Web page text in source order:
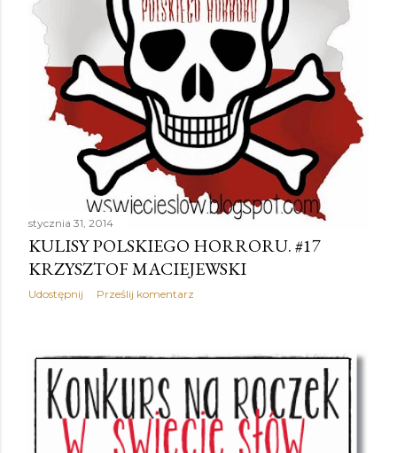
stycznia 31, 2014
KULISY POLSKIEGO HORRORU. #17
KRZYSZTOF MACIEJEWSKI
Udostępnij Prześlij komentarz